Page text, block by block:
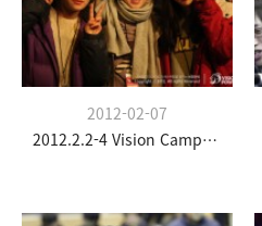
2012-02-07
2012.2.2-4 Vision Camp(청소년부)